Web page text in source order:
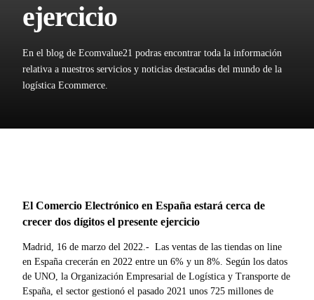
ejercicio
En el blog de Ecomvalue21 podras encontrar toda la información
relativa a nuestros servicios y noticias destacadas del mundo de la
logística Ecommerce.
El Comercio Electrónico en España estará cerca de
crecer dos dígitos el presente ejercicio
Madrid, 16 de marzo del 2022.- Las ventas de las tiendas on line
en España crecerán en 2022 entre un 6% y un 8%. Según los datos
de UNO, la Organización Empresarial de Logística y Transporte de
España, el sector gestionó el pasado 2021 unos 725 millones de